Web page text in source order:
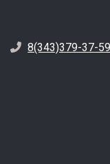
8(343)379-37-59